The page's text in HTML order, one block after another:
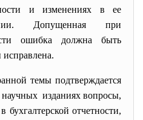
и изменениях в ее
Допущенная при
ошибка должна быть
темы подтверждается
изданиях вопросы,
бухгалтерской отчетности,